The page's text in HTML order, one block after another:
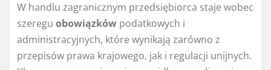
W handlu zagranicznym przedsiębiorca staje wobec
szeregu obowiązków podatkowych i
administracyjnych, które wynikają zarówno z
przepisów prawa krajowego, jak i regulacji unijnych.